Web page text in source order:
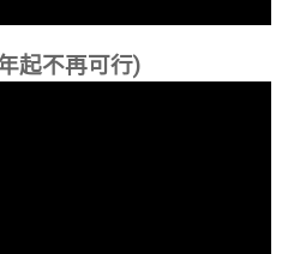
起不再可行)